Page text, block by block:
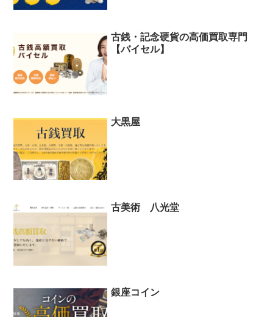
古銭・記念硬貨の高価買取専門
【バイセル】
大黒屋
古美術 八光堂
銀座コイン